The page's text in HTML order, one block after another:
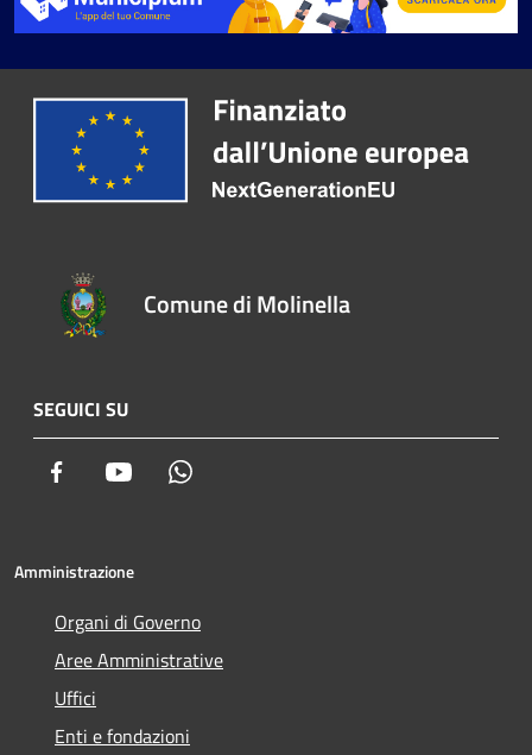
Comune di Molinella
SEGUICI SU
Facebook Youtube
Amministrazione
Organi di Governo
Aree Amministrative
Uffici
Enti e fondazioni